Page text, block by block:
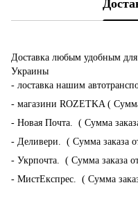
Доставка любым удобным
Украины
- лоставка нашим
- магазини ROZETKA (
- Новая Почта. ( Сумма
- Деливери. ( Сумма заказа
- Укрпочта. ( Сумма заказа
- МистЕкспрес. ( Сумма